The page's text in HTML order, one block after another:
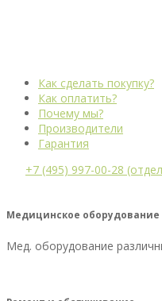
Как сделать покупку?
Как оплатить?
Почему мы?
Производители
Гарантия
+7 (495) 997-00-28
Медицинское оборудование
Мед. оборудование